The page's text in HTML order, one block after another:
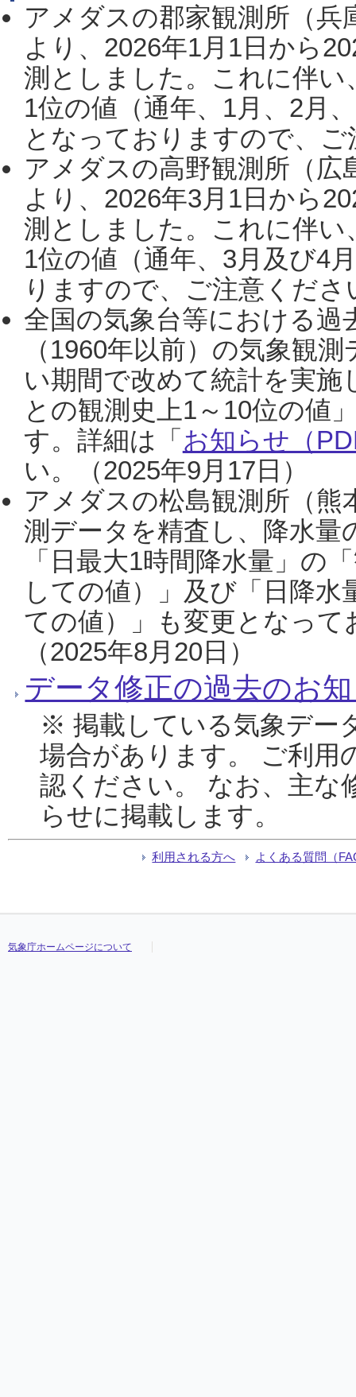
アメダスの郡家観測所（
より、2026年1月1日から
測としました。これに伴い
1位の値（通年、1月、2月
となっておりますので、
アメダスの高野観測所（
より、2026年3月1日から
測としました。これに伴い
1位の値（通年、3月及び4
りますので、ご注意くだ
全国の気象台等における過
（1960年以前）の気象観
い期間で改めて統計を実
との観測史上1～10位の値
す。詳細は「 お知らせ（
い。（2025年9月17日）
アメダスの松島観測所（熊
測データを精査し、降水
「日最大1時間降水量」の
しての値）」及び「日降
ての値）」も変更となっ
（2025年8月20日）
データ修正の過去のお
※ 掲載している気象デー
場合があります。 ご利用
認ください。 なお、主な
らせに掲載します。
利用される方へ よくある質問（
気象庁ホームページについて